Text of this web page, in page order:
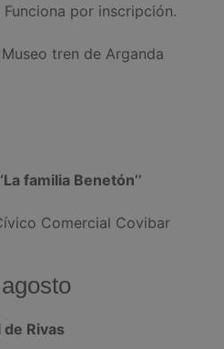
Funciona por inscripción.
tren de Arganda
La familia Benetón’’
Comercial Covibar
Rivas